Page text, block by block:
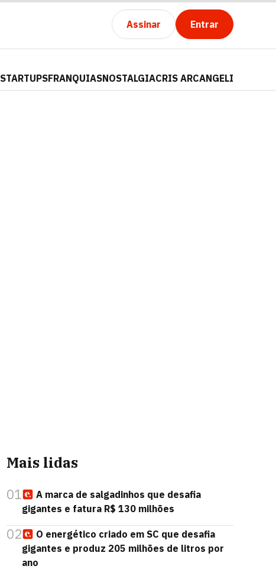
Assinar Entrar
STARTUPSFRANQUIASNOSTALGIACRIS ARCANGELI
Mais lidas
01
A marca de salgadinhos que desafia
gigantes e fatura R$ 130 milhões
02
O energético criado em SC que desafia
gigantes e produz 205 milhões de litros por
ano